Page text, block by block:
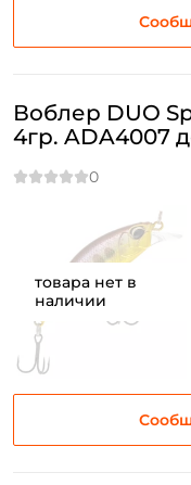
товара нет в
наличии
Воблер DUO
4гр. ADA4007